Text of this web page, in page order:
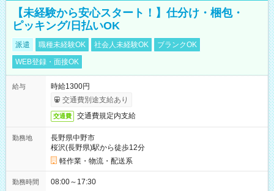
【未経験から安心スタート！】仕分け・梱包・
ピッキング/日払いOK
派遣 職種未経験OK 社会人未経験OK
ブランクOK
WEB登録・面接OK
給与
時給1300円
交通費別途支給あり
交通費 交通費規定内支給
勤務地
長野県中野市
桜沢(長野県)駅から徒歩12分
軽作業・物流・配送系
勤務時間 08:00～17:30